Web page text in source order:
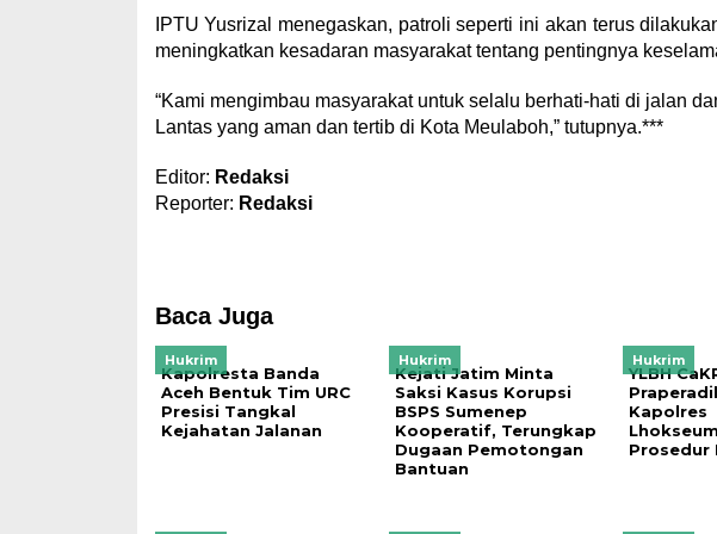
IPTU Yusrizal menegaskan, patroli seperti ini akan terus
meningkatkan kesadaran masyarakat tentang pentingnya
“Kami mengimbau masyarakat untuk selalu berhati-hati di jalan
Lantas yang aman dan tertib di Kota Meulaboh,” tutupnya.***
Editor: Redaksi
Reporter: Redaksi
Baca Juga
Hukrim
Kapolresta Banda
Aceh Bentuk Tim URC
Presisi Tangkal
Kejahatan Jalanan
Hukrim
Kejati Jatim Minta
Saksi Kasus Korupsi
BSPS Sumenep
Kooperatif, Terungkap
Dugaan Pemotongan
Bantuan
Hukrim
YLBH
Kapolres
Prosedur